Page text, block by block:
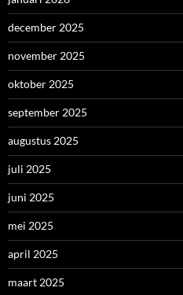
december 2025
november 2025
oktober 2025
september 2025
augustus 2025
juli 2025
juni 2025
mei 2025
april 2025
maart 2025